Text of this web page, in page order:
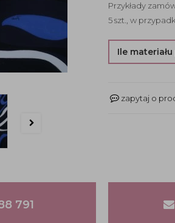
Przykłady
5 szt., w
Ile
zapytaj o
791